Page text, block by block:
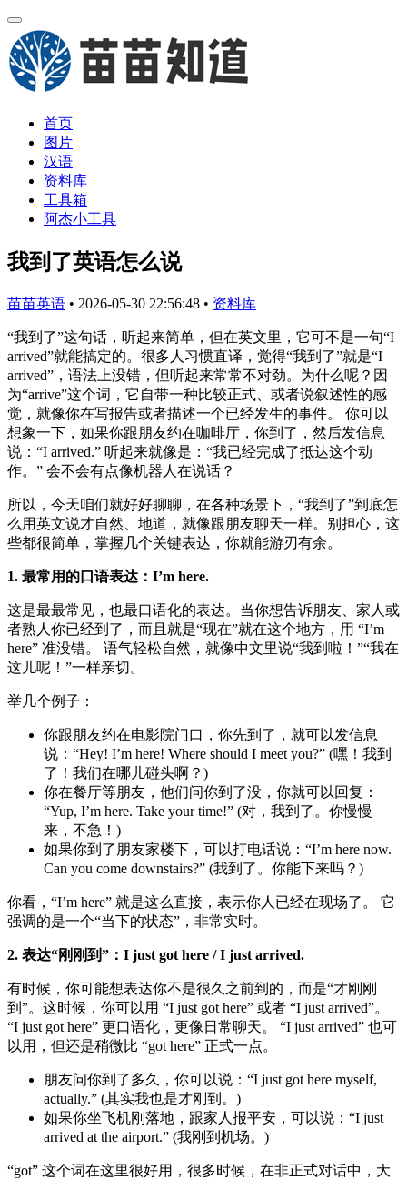
首页
图片
汉语
资料库
工具箱
阿杰小工具
我到了英语怎么说
苗苗英语 • 2026-05-30 22:56:48 • 资料库
“我到了”这句话，听起来简单，但在英文里，它可不是一句“I
arrived”就能搞定的。很多人习惯直译，觉得“我到了”就是“I
arrived”，语法上没错，但听起来常常不对劲。为什么呢？因
为“arrive”这个词，它自带一种比较正式、或者说叙述性的感
觉，就像你在写报告或者描述一个已经发生的事件。 你可以
想象一下，如果你跟朋友约在咖啡厅，你到了，然后发信息
说：“I arrived.” 听起来就像是：“我已经完成了抵达这个动
作。” 会不会有点像机器人在说话？
所以，今天咱们就好好聊聊，在各种场景下，“我到了”到底怎
么用英文说才自然、地道，就像跟朋友聊天一样。别担心，这
些都很简单，掌握几个关键表达，你就能游刃有余。
1. 最常用的口语表达：I’m here.
这是最最常见，也最口语化的表达。当你想告诉朋友、家人或
者熟人你已经到了，而且就是“现在”就在这个地方，用 “I’m
here” 准没错。 语气轻松自然，就像中文里说“我到啦！”“我在
这儿呢！”一样亲切。
举几个例子：
你跟朋友约在电影院门口，你先到了，就可以发信息
说：“Hey! I’m here! Where should I meet you?” (嘿！我到
了！我们在哪儿碰头啊？)
你在餐厅等朋友，他们问你到了没，你就可以回复：
“Yup, I’m here. Take your time!” (对，我到了。你慢慢
来，不急！)
如果你到了朋友家楼下，可以打电话说：“I’m here now.
Can you come downstairs?” (我到了。你能下来吗？)
你看，“I’m here” 就是这么直接，表示你人已经在现场了。 它
强调的是一个“当下的状态”，非常实时。
2. 表达“刚刚到”：I just got here / I just arrived.
有时候，你可能想表达你不是很久之前到的，而是“才刚刚
到”。这时候，你可以用 “I just got here” 或者 “I just arrived”。
“I just got here” 更口语化，更像日常聊天。 “I just arrived” 也可
以用，但还是稍微比 “got here” 正式一点。
朋友问你到了多久，你可以说：“I just got here myself,
actually.” (其实我也是才刚到。)
如果你坐飞机刚落地，跟家人报平安，可以说：“I just
arrived at the airport.” (我刚到机场。)
“got” 这个词在这里很好用，很多时候，在非正式对话中，大